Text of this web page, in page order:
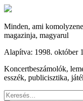
Minden, ami
magazinja, magyarul
Alapítva: 1998. október
Koncertbeszámolók,
esszék, publicisztika,